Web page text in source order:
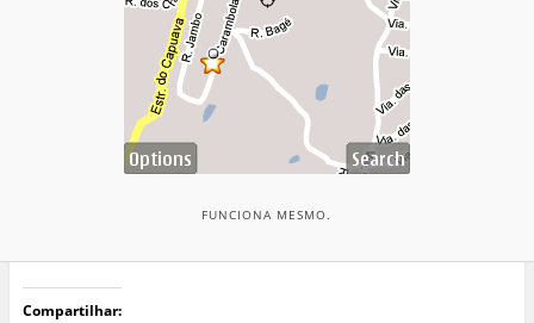
FUNCIONA MESMO.
Compartilhar: